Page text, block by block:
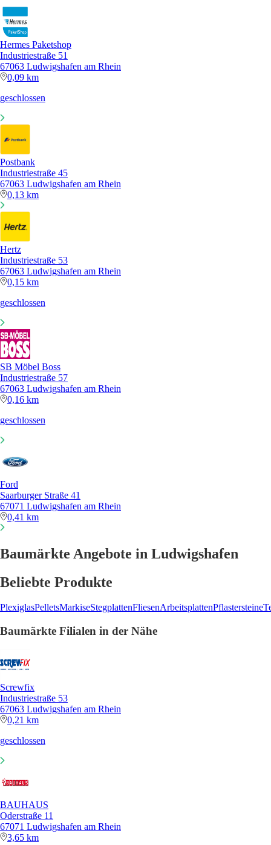
Hermes Paketshop
Industriestraße 51
67063 Ludwigshafen am Rhein
0,09 km
geschlossen
Postbank
Industriestraße 45
67063 Ludwigshafen am Rhein
0,13 km
Hertz
Industriestraße 53
67063 Ludwigshafen am Rhein
0,15 km
geschlossen
SB Möbel Boss
Industriestraße 57
67063 Ludwigshafen am Rhein
0,16 km
geschlossen
Ford
Saarburger Straße 41
67071 Ludwigshafen am Rhein
0,41 km
Baumärkte Angebote in Ludwigshafen
Beliebte Produkte
PlexiglasPelletsMarkiseStegplattenFliesenArbeitsplattenPflastersteine
Baumärkte Filialen in der Nähe
Screwfix
Industriestraße 53
67063 Ludwigshafen am Rhein
0,21 km
geschlossen
BAUHAUS
Oderstraße 11
67071 Ludwigshafen am Rhein
3,65 km